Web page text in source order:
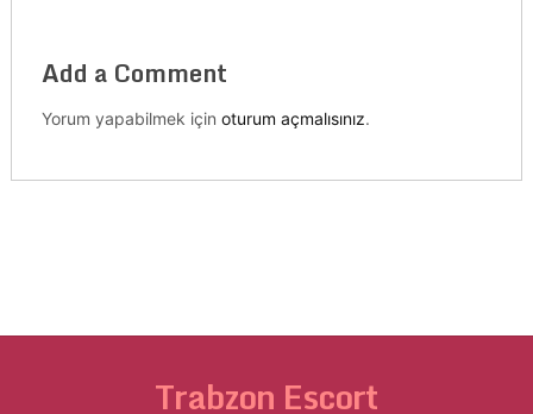
Add a Comment
Yorum yapabilmek için oturum açmalısınız.
Trabzon Escort